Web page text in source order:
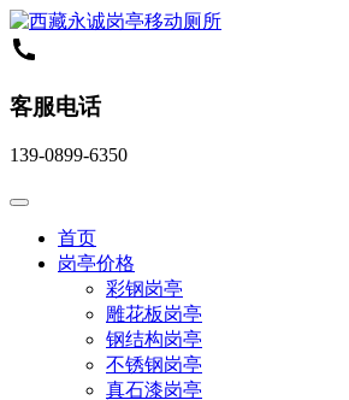
客服电话
139-0899-6350
首页
岗亭价格
彩钢岗亭
雕花板岗亭
钢结构岗亭
不锈钢岗亭
真石漆岗亭